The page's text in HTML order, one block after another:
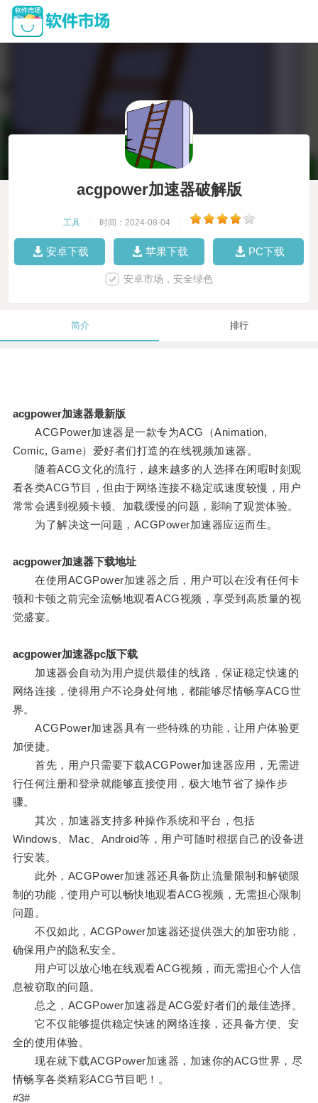
acgpower加速器破解版
工具 时间：2024-08-04
安卓下载 苹果下载 PC下载
安卓市场，安全绿色
简介 排行
acgpower加速器最新版
ACGPower加速器是一款专为ACG（Animation,
Comic, Game）爱好者们打造的在线视频加速器。
随着ACG文化的流行，越来越多的人选择在闲暇时刻观
看各类ACG节目，但由于网络连接不稳定或速度较慢，用户
常常会遇到视频卡顿、加载缓慢的问题，影响了观赏体验。
为了解决这一问题，ACGPower加速器应运而生。
acgpower加速器下载地址
在使用ACGPower加速器之后，用户可以在没有任何卡
顿和卡顿之前完全流畅地观看ACG视频，享受到高质量的视
觉盛宴。
acgpower加速器pc版下载
加速器会自动为用户提供最佳的线路，保证稳定快速的
网络连接，使得用户不论身处何地，都能够尽情畅享ACG世
界。
ACGPower加速器具有一些特殊的功能，让用户体验更
加便捷。
首先，用户只需要下载ACGPower加速器应用，无需进
行任何注册和登录就能够直接使用，极大地节省了操作步
骤。
其次，加速器支持多种操作系统和平台，包括
Windows、Mac、Android等，用户可随时根据自己的设备进
行安装。
此外，ACGPower加速器还具备防止流量限制和解锁限
制的功能，使用户可以畅快地观看ACG视频，无需担心限制
问题。
不仅如此，ACGPower加速器还提供强大的加密功能，
确保用户的隐私安全。
用户可以放心地在线观看ACG视频，而无需担心个人信
息被窃取的问题。
总之，ACGPower加速器是ACG爱好者们的最佳选择。
它不仅能够提供稳定快速的网络连接，还具备方便、安
全的使用体验。
现在就下载ACGPower加速器，加速你的ACG世界，尽
情畅享各类精彩ACG节目吧！。
#3#